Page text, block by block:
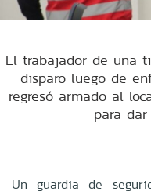
El trabajador de una
disparo luego de
regresó armado al
para
Un guardia de